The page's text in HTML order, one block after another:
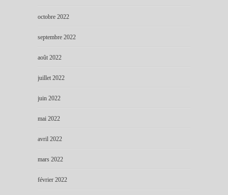
octobre 2022
septembre 2022
août 2022
juillet 2022
juin 2022
mai 2022
avril 2022
mars 2022
février 2022